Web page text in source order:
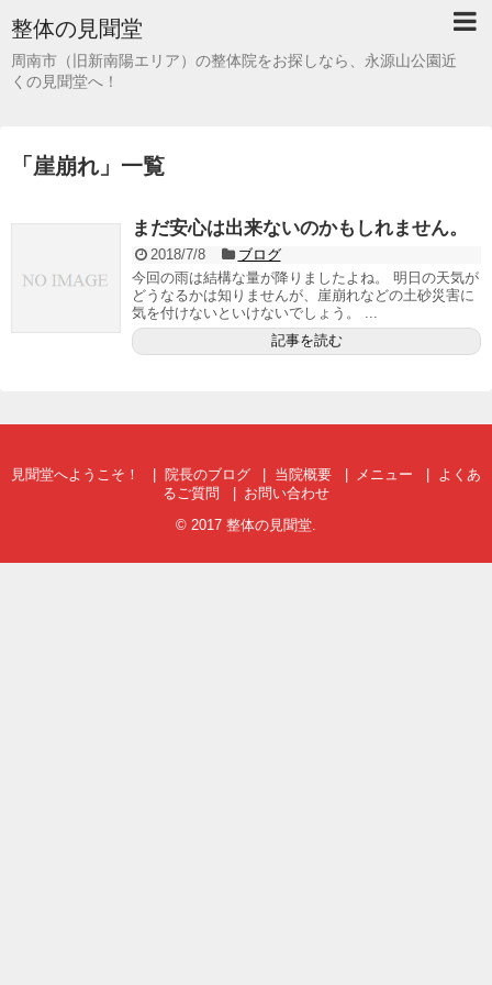
整体の見聞堂
周南市（旧新南陽エリア）の整体院をお探しなら、永源山公園近
くの見聞堂へ！
「 崖崩れ」 一覧
まだ安心は出来ないのかもしれません。
2018/7/8
ブログ
今回の雨は結構な量が降りましたよね。 明日の天気が
どうなるかは知りませんが、崖崩れなどの土砂災害に
気を付けないといけないでしょう。 ...
記事を読む
見聞堂へようこそ！ 院長のブログ 当院概要 メニュー
よくあ
るご質問
お問い合わせ
© 2017 整体の見聞堂.